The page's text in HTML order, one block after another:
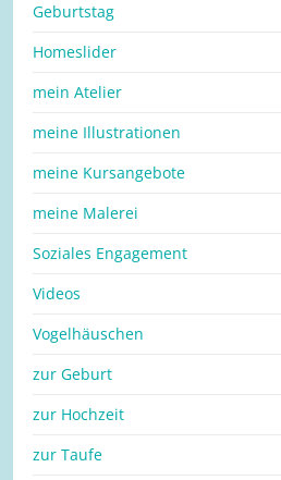
Geburtstag
Homeslider
mein Atelier
meine Illustrationen
meine Kursangebote
meine Malerei
Soziales Engagement
Videos
Vogelhäuschen
zur Geburt
zur Hochzeit
zur Taufe